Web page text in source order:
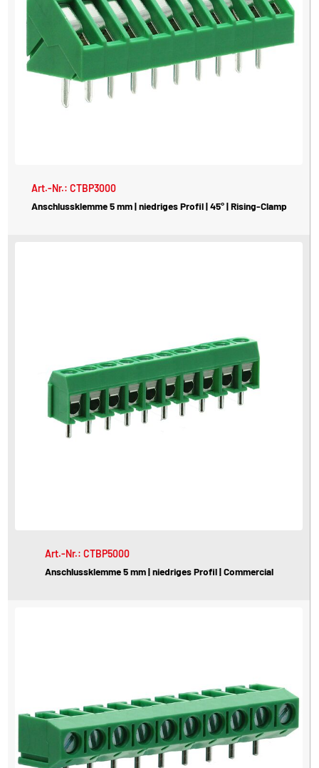
Art.-Nr.: CTBP3000
Anschlussklemme 5 mm | niedriges Profil | 45° | Rising-Clamp
Art.-Nr.: CTBP5000
Anschlussklemme 5 mm | niedriges Profil | Commercial